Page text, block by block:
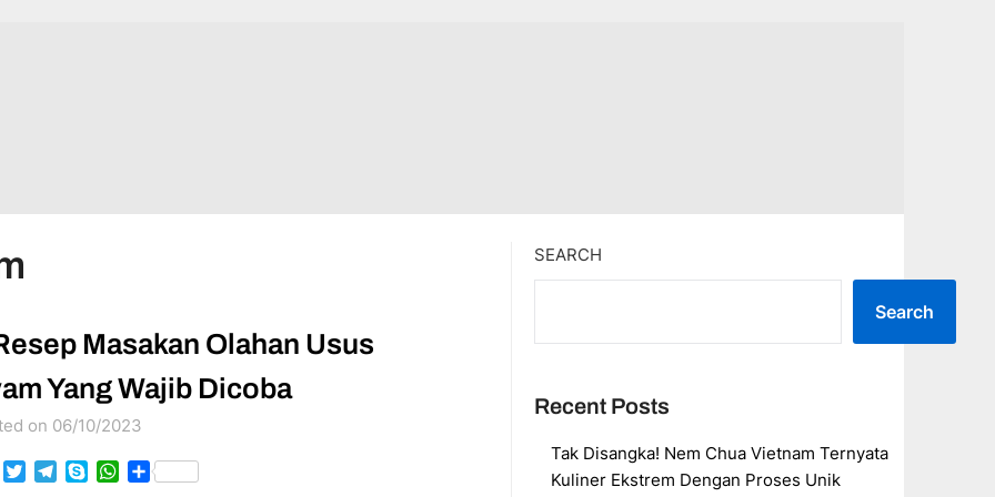
Masakan Olahan Usus
Yang Wajib Dicoba
on 06/10/2023
Facebook
TwitterTelegram
SkypeWhatsApp
Share
SEARCH
Search
Recent Posts
Tak Disangka! Nem Chua Vietnam Ternyata
Kuliner Ekstrem Dengan Proses Unik